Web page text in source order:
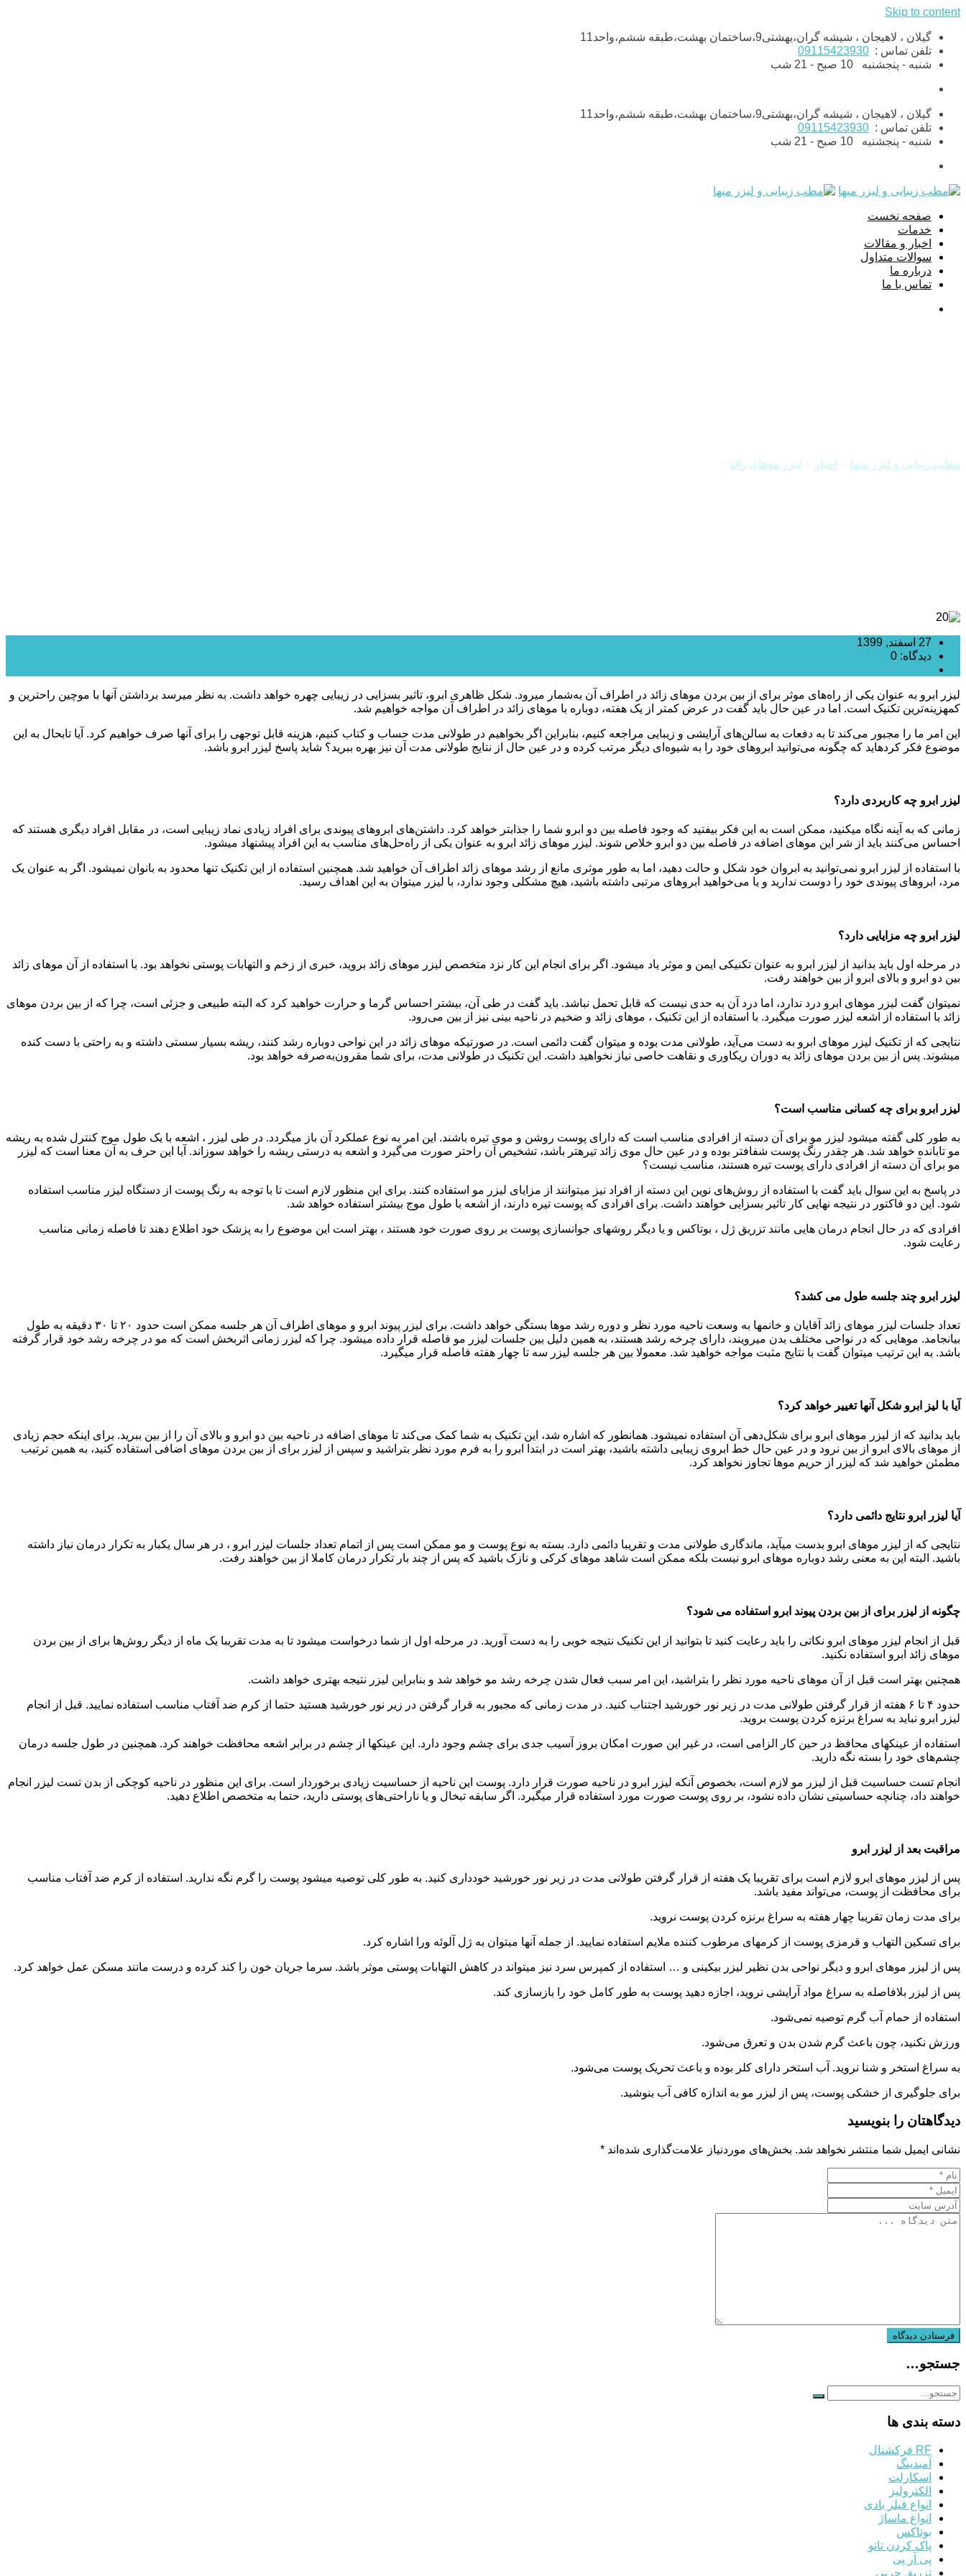
Skip to content
گیلان ، لاهیجان ، شیشه گران،بهشتی9،ساختمان بهشت،طبقه ششم،واحد11
تلفن تماس : 09115423930
شنبه - پنجشنبه
گیلان ، لاهیجان ، شیشه گران،بهشتی9،ساختمان بهشت،طبقه ششم،واحد11
تلفن تماس : 09115423930
شنبه - پنجشنبه
صفحه نخست
خدمات
اخبار و مقالات
سوالات متداول
درباره ما
تماس با ما
مطب زیبایی و لیزر میها اخبار لیزر موهای زائد
27 اسفند, 1399
دیدگاه: 0
لیزر ابرو به عنوان یکی از راه‌های موثر برای از بین بردن موهای زائد در اطراف آن به‌شمار می‎رود. شکل ظاهری ابرو، تاثیر بسزایی در زیبایی چهره خواهد داشت. به نظر می‎رسد برداشتن آنها با موچین راحترین و
کم‎هزینه‌ترین تکنیک است. اما در عین حال باید گفت در عرض کمتر از یک هفته، دوباره با موهای زائد در اطراف آن مواجه خواهیم شد.
این امر ما را مجبور می‌کند تا به دفعات به سالن‌های آرایشی و زیبایی مراجعه کنیم، بنابراین اگر بخواهیم در طولانی مدت حساب و کتاب کنیم، هزینه قابل توجهی را برای آنها صرف خواهیم کرد. آیا تابحال به این
موضوع فکر کرده‎اید که چگونه می‌توانید ابروهای خود را به شیوه‌ای دیگر مرتب کرده و در عین حال از نتایج طولانی مدت آن نیز بهره ببرید؟ شاید پاسخ لیزر ابرو باشد.
لیزر ابرو چه کاربردی دارد؟
زمانی که به آینه نگاه می‎کنید، ممکن است به این فکر بیفتید که وجود فاصله بین دو ابرو شما را جذابتر خواهد کرد. داشتن‌های ابروهای پیوندی برای افراد زیادی نماد زیبایی است، در مقابل افراد دیگری هستند که
احساس می‌کنند باید از شر این موهای اضافه در فاصله بین دو ابرو خلاص شوند. لیزر موهای زائد ابرو به عنوان یکی از راه‌حل‌های مناسب به این افراد پیشنهاد می‎شود.
با استفاده از لیزر ابرو نمی‌توانید به ابروان خود شکل و حالت دهید، اما به طور موثری مانع از رشد موهای زائد اطراف آن خواهید شد. همچنین استفاده از این تکنیک تنها محدود به بانوان نمی‎شود. اگر به عنوان یک
مرد، ابروهای پیوندی خود را دوست ندارید و یا می‌خواهید ابروهای مرتبی داشته باشید، هیچ مشکلی وجود ندارد، با لیزر می‎توان به این اهداف رسید.
لیزر ابرو چه مزایایی دارد؟
در مرحله اول باید بدانید از لیزر ابرو به عنوان تکنیکی ایمن و موثر یاد می‎شود. اگر برای انجام این کار نزد متخصص لیزر موهای زائد بروید، خبری از زخم و التهابات پوستی نخواهد بود. با استفاده از آن موهای زائد
بین دو ابرو و بالای ابرو از بین خواهند رفت.
نمی‎توان گفت لیزر موهای ابرو درد ندارد، اما درد آن به حدی نیست که قابل تحمل نباشد. باید گفت در طی آن، بیشتر احساس گرما و حرارت خواهید کرد که البته طبیعی و جزئی است، چرا که از بین بردن موهای
زائد با استفاده از اشعه لیزر صورت می‎گیرد. با استفاده از این تکنیک ، موهای زائد و ضخیم در ناحیه بینی نیز از بین می‌رود.
نتایجی که از تکنیک لیزر موهای ابرو به دست می‌آید، طولانی مدت بوده و می‎توان گفت دائمی است. در صورتیکه موهای زائد در این نواحی دوباره رشد کنند، ریشه بسیار سستی داشته و به راحتی با دست کنده
می‎شوند. پس از بین بردن موهای زائد به دوران ریکاوری و نقاهت خاصی نیاز نخواهید داشت. این تکنیک در طولانی مدت، برای شما مقرون‌به‌صرفه خواهد بود.
لیزر ابرو برای چه کسانی مناسب است؟
به طور کلی گفته می‎شود لیزر مو برای آن دسته از افرادی مناسب است که دارای پوست روشن و موی تیره باشند. این امر به نوع عملکرد آن باز می‎گردد. در طی لیزر ، اشعه با یک طول موج کنترل شده به ریشه
مو تابانده خواهد شد. هر چقدر رنگ پوست شفاف‎تر بوده و در عین حال موی زائد تیره‎تر باشد، تشخیص آن راحتر صورت می‌گیرد و اشعه به درستی ریشه را خواهد سوزاند. آیا این حرف به آن معنا است که لیزر
مو برای آن دسته از افرادی دارای پوست تیره هستند، مناسب نیست؟
در پاسخ به این سوال باید گفت با استفاده از روش‌های نوین این دسته از افراد نیز می‎توانند از مزایای لیزر مو استفاده کنند. برای این منظور لازم است تا با توجه به رنگ پوست از دستگاه لیزر مناسب استفاده
شود. این دو فاکتور در نتیجه نهایی کار تاثیر بسزایی خواهند داشت. برای افرادی که پوست تیره دارند، از اشعه با طول موج بیشتر استفاده خواهد شد.
افرادی که در حال انجام درمان هایی مانند تزریق ژل ، بوتاکس و یا دیگر روشهای جوانسازی پوست بر روی صورت خود هستند ، بهتر است این موضوع را به پزشک خود اطلاع دهند تا فاصله زمانی مناسب
رعایت شود.
لیزر ابرو چند جلسه طول می کشد؟
تعداد جلسات لیزر موهای زائد آقایان و خانمها به وسعت ناحیه مورد نظر و دوره رشد موها بستگی خواهد داشت. برای لیزر پیوند ابرو و موهای اطراف آن هر جلسه ممکن است حدود ۲۰ تا ۳۰ دقیقه به طول
بیانجامد. موهایی که در نواحی مختلف بدن می‎رویند، دارای چرخه رشد هستند، به همین دلیل بین جلسات لیزر مو فاصله قرار داده می‎شود. چرا که لیزر زمانی اثربخش است که مو در چرخه رشد خود قرار گرفته
باشد. به این ترتیب می‎توان گفت با نتایج مثبت مواجه خواهید شد. معمولا بین هر جلسه لیزر سه تا چهار هفته فاصله قرار می‎گیرد.
آیا با لیز ابرو شکل آنها تغییر خواهد کرد؟
باید بدانید که از لیزر موهای ابرو برای شکل‌دهی آن استفاده نمی‎شود. همانطور که اشاره شد، این تکنیک به شما کمک می‌کند تا موهای اضافه در ناحیه بین دو ابرو و بالای آن را از بین ببرید. برای اینکه حجم زیادی
از موهای بالای ابرو از بین نرود و در عین حال خط ابروی زیبایی داشته باشید، بهتر است در ابتدا ابرو را به فرم مورد نظر بتراشید و سپس از لیزر برای از بین بردن موهای اضافی استفاده کنید، به همین ترتیب
مطمئن خواهید شد که لیزر از حریم موها تجاوز نخواهد کرد.
آیا لیزر ابرو نتایج دائمی دارد؟
نتایجی که از لیزر موهای ابرو بدست می‎آید، ماندگاری طولانی مدت و تقریبا دائمی دارد. بسته به نوع پوست و مو ممکن است پس از اتمام تعداد جلسات لیزر ابرو ، در هر سال یکبار به تکرار درمان نیاز داشته
باشید. البته این به معنی رشد دوباره موهای ابرو نیست بلکه ممکن است شاهد موهای کرکی و نازک باشید که پس از چند بار تکرار درمان کاملا از بین خواهند رفت.
چگونه از لیزر برای از بین بردن پیوند ابرو استفاده می شود؟
قبل از انجام لیزر موهای ابرو نکاتی را باید رعایت کنید تا بتوانید از این تکنیک نتیجه خوبی را به دست آورید. در مرحله اول از شما درخواست می‎شود تا به مدت تقریبا یک ماه از دیگر روش‌ها برای از بین بردن
موهای زائد ابرو استفاده نکنید.
همچنین بهتر است قبل از آن موهای ناحیه مورد نظر را بتراشید، این امر سبب فعال شدن چرخه رشد مو خواهد شد و بنابراین لیزر نتیجه بهتری خواهد داشت.
حدود ۴ تا ۶ هفته از قرار گرفتن طولانی مدت در زیر نور خورشید اجتناب کنید. در مدت زمانی که مجبور به قرار گرفتن در زیر نور خورشید هستید حتما از کرم ضد آفتاب مناسب استفاده نمایید. قبل از انجام
لیزر ابرو نباید به سراغ برنزه کردن پوست بروید.
استفاده از عینک‎های محافظ در حین کار الزامی است، در غیر این صورت امکان بروز آسیب جدی برای چشم وجود دارد. این عینک‎ها از چشم در برابر اشعه محافظت خواهند کرد. همچنین در طول جلسه درمان
چشم‌های خود را بسته نگه دارید.
انجام تست حساسیت قبل از لیزر مو لازم است، بخصوص آنکه لیزر ابرو در ناحیه صورت قرار دارد. پوست این ناحیه از حساسیت زیادی برخوردار است. برای این منظور در ناحیه کوچکی از بدن تست لیزر انجام
خواهند داد، چنانچه حساسیتی نشان داده نشود، بر روی پوست صورت مورد استفاده قرار می‎گیرد. اگر سابقه تبخال و یا ناراحتی‌های پوستی دارید، حتما به متخصص اطلاع دهید.
مراقبت بعد از لیزر ابرو
پس از لیزر موهای ابرو لازم است برای تقریبا یک هفته از قرار گرفتن طولانی مدت در زیر نور خورشید خودداری کنید. به طور کلی توصیه می‎شود پوست را گرم نگه ندارید. استفاده از کرم ضد آفتاب مناسب
برای محافظت از پوست، می‌تواند مفید باشد.
برای مدت زمان تقریبا چهار هفته به سراغ برنزه کردن پوست نروید.
برای تسکین التهاب و قرمزی پوست از کرم‎های مرطوب کننده ملایم استفاده نمایید. از جمله آنها می‎توان به ژل آلوئه ورا اشاره کرد.
پس از لیزر موهای ابرو و دیگر نواحی بدن نظیر لیزر بیکینی و … استفاده از کمپرس سرد نیز می‎تواند در کاهش التهابات پوستی موثر باشد. سرما جریان خون را کند کرده و درست مانند مسکن عمل خواهد کرد.
پس از لیزر بلافاصله به سراغ مواد آرایشی نروید، اجازه دهید پوست به طور کامل خود را بازسازی کند.
استفاده از حمام آب گرم توصیه نمی‌شود.
ورزش نکنید، چون باعث گرم شدن بدن و تعرق می‌شود.
به سراغ استخر و شنا نروید. آب استخر دارای کلر بوده و باعث تحریک پوست می‌شود.
برای جلوگیری از خشکی پوست، پس از لیزر مو به اندازه کافی آب بنوشید.
دیدگاهتان را بنویسید
نشانی ایمیل شما منتشر نخواهد شد. بخش‌های موردنیاز علامت‌گذاری شده‌اند *
جستجو…
دسته بندی ها
RF فرکشنال
آمبدینگ
اسکارلت
الکترولیز
انواع فیلر بادی
انواع ماساژ
بوتاکس
پاک کردن تاتو
پی آر پی
تزریق چربی